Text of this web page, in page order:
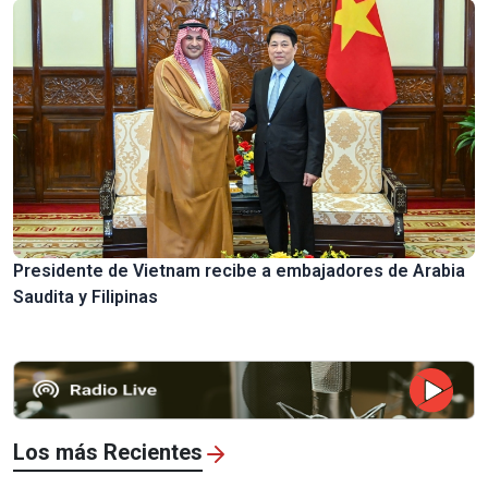
Presidente de Vietnam recibe a embajadores de Arabia
Saudita y Filipinas
Los más Recientes